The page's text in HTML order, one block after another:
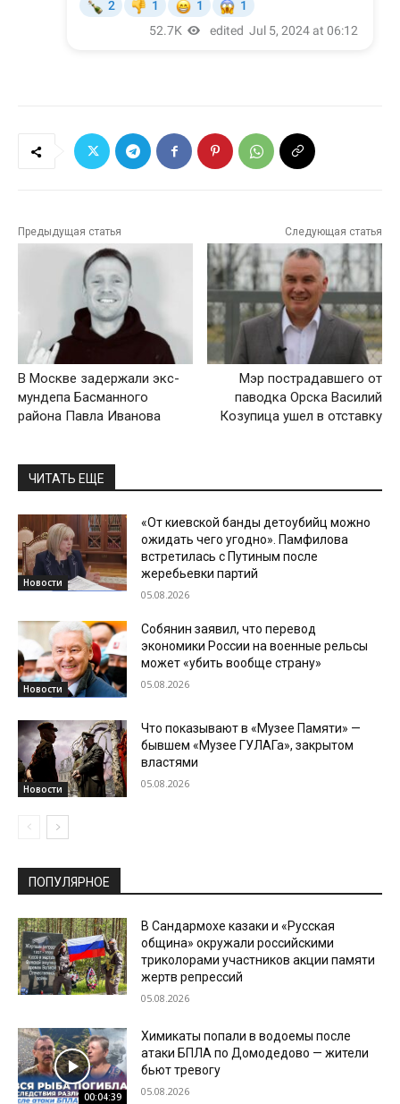
Предыдущая статья
В Москве задержали экс-
мундепа Басманного
района Павла Иванова
Следующая статья
Мэр пострадавшего от
паводка Орска Василий
Козупица ушел в отставку
ЧИТАТЬ ЕЩЕ
Новости
«От киевской банды детоубийц можно
ожидать чего угодно». Памфилова
встретилась с Путиным после
жеребьевки партий
05.08.2026
Новости
Собянин заявил, что перевод
экономики России на военные рельсы
может «убить вообще страну»
05.08.2026
Новости
Что показывают в «Музее Памяти» —
бывшем «Музее ГУЛАГа», закрытом
властями
05.08.2026
ПОПУЛЯРНОЕ
В Сандармохе казаки и «Русская
община» окружали российскими
триколорами участников акции памяти
жертв репрессий
05.08.2026
00:04:39
Химикаты попали в водоемы после
атаки БПЛА по Домодедово — жители
бьют тревогу
05.08.2026